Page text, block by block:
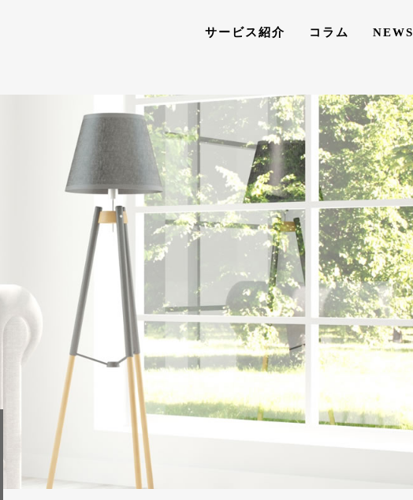
サービス紹介 コラム NEWS